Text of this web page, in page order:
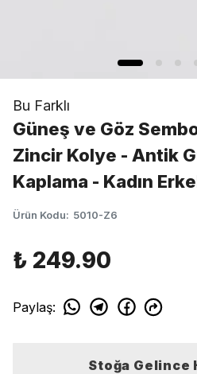
Bu Farklı
Güneş ve Göz
Zincir Kolye - Antik
Kaplama - Kadın
Ürün Kodu: 5010-Z6
₺ 249.90
Paylaş:
Stoğa Gelince